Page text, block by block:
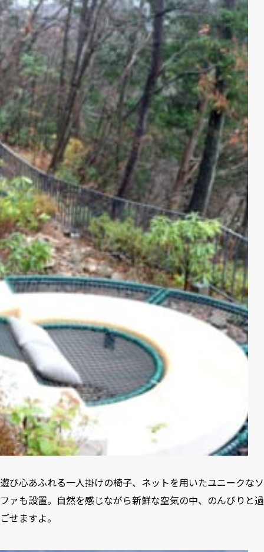
遊び心あふれる一人掛けの椅子、ネットを用いたユニークなソ
ファも設置。自然を感じながら新鮮な空気の中、のんびりと過
ごせますよ。